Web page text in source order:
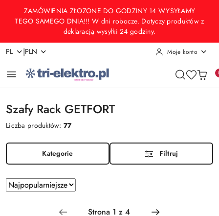
Przejdź do treści głównej
Przejdź do wyszukiwarki
Przejdź do moje konto
Przejdź do menu głównego
Przejdź do stopki
ZAMÓWIENIA ZŁOZONE DO GODZINY 14 WYSYŁAMY
TEGO SAMEGO DNIA!!! W dni robocze. Dotyczy produktów z
deklaracją wysyłki 24 godziny.
PL |PLN Moje konto
Szafy Rack GETFORT
Liczba produktów:77
Kategorie Filtruj
Zastosowano
sortowanie:
Najpopularniejsze.
Sortuj
według